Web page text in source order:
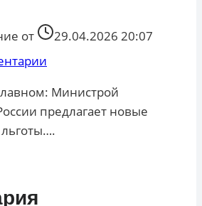
от
29.04.2026 20:07
Министрой
предлагает новые